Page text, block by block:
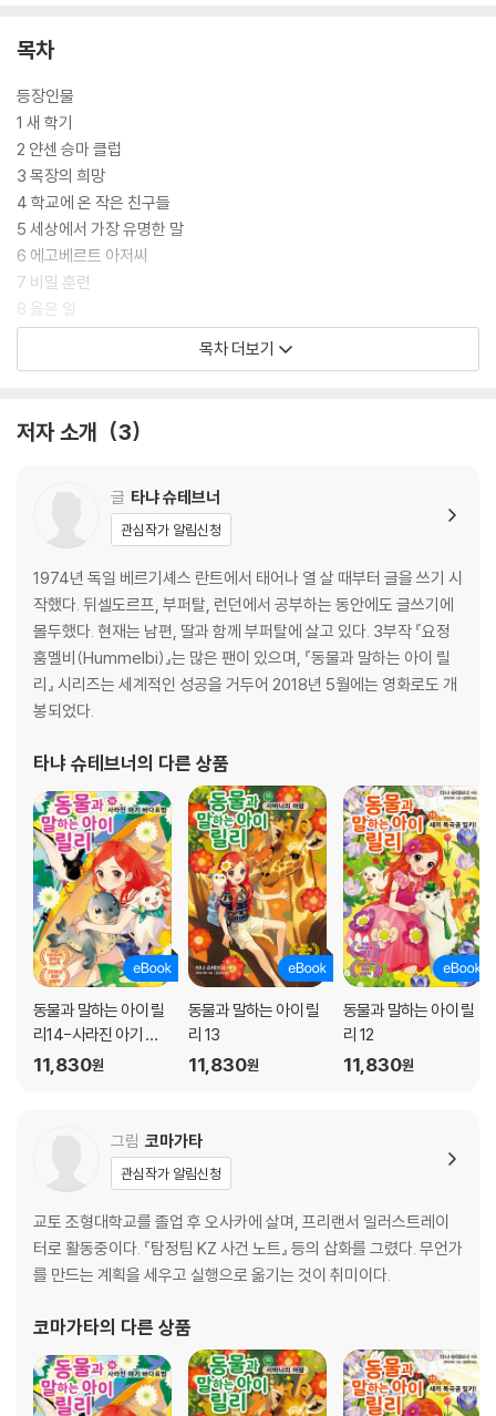
목차
등장인물
1 새 학기
2 얀센 승마 클럽
3 목장의 희망
4 학교에 온 작은 친구들
5 세상에서 가장 유명한 말
6 에고베르트 아저씨
7 비밀 훈련
8 옳은 일
9 작은 선물
13 용기
15 경기장에서 일어난 소동
목차 더보기
저자 소개 3
글 타냐 슈테브너
관심작가 알림신청
1974년 독일 베르기셰스 란트에서 태어나 열 살 때부터 글을 쓰기 시
작했다. 뒤셀도르프, 부퍼탈, 런던에서 공부하는 동안에도 글쓰기에
몰두했다. 현재는 남편, 딸과 함께 부퍼탈에 살고 있다. 3부작 『요정
훔멜비(Hummelbi)』는 많은 팬이 있으며, 『동물과 말하는 아이 릴
리』 시리즈는 세계적인 성공을 거두어 2018년 5월에는 영화로도 개
봉되었다.
타냐 슈테브너의 다른 상품
동물과 말하는 아이 릴
리14-사라진 아기 바
다표범
11,830원
동물과 말하는 아이 릴
리 13
11,830원
동물과 말하는 아이 릴
리 12
11,830원
그림 코마가타
관심작가 알림신청
교토 조형대학교를 졸업 후 오사카에 살며, 프리랜서 일러스트레이
터로 활동중이다. 『탐정팀 KZ 사건 노트』 등의 삽화를 그렸다. 무언가
를 만드는 계획을 세우고 실행으로 옮기는 것이 취미이다.
코마가타의 다른 상품